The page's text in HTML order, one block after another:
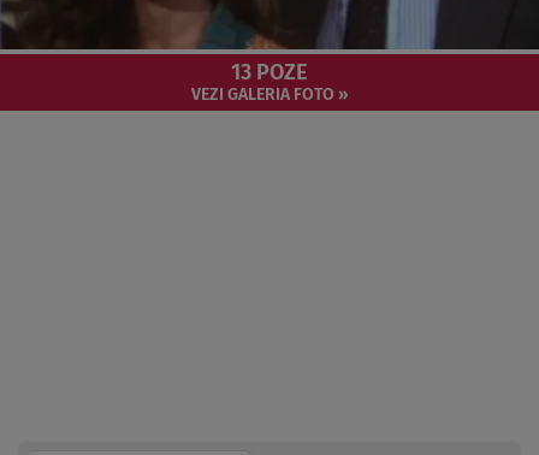
13 POZE
VEZI GALERIA FOTO »